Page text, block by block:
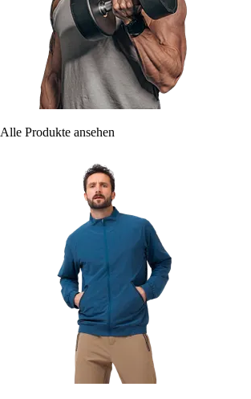
Alle Produkte ansehen